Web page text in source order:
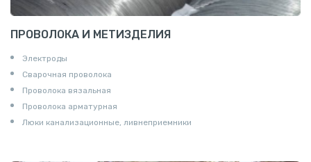
ПРОВОЛОКА И МЕТИЗДЕЛИЯ
Электроды
Сварочная проволока
Проволока вязальная
Проволока арматурная
Люки канализационные, ливнеприемники